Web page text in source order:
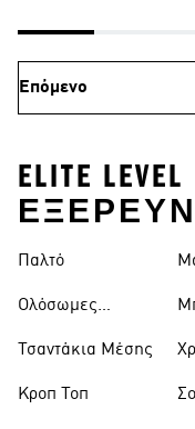
Επόμενο
ELITE
Παλτό
Ολόσωμες
Τσαντάκια Μέσης
Κροπ Τοπ